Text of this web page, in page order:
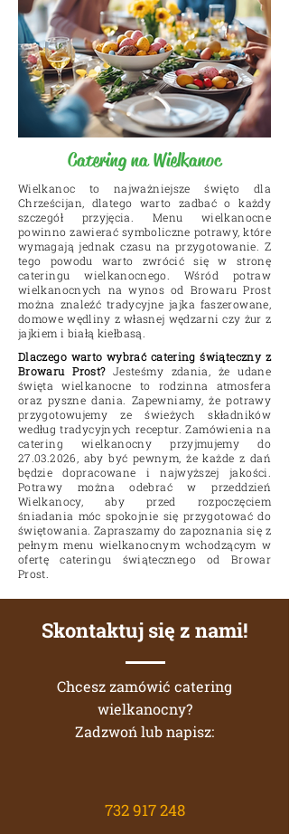
Catering na Wielkanoc
Wielkanoc to najważniejsze święto dla
Chrześcijan, dlatego warto zadbać o każdy
szczegół przyjęcia. Menu wielkanocne
powinno zawierać symboliczne potrawy, które
wymagają jednak czasu na przygotowanie. Z
tego powodu warto zwrócić się w stronę
cateringu wielkanocnego. Wśród potraw
wielkanocnych na wynos od Browaru Prost
można znaleźć tradycyjne jajka faszerowane,
domowe wędliny z własnej wędzarni czy żur z
jajkiem i białą kiełbasą.
Dlaczego warto wybrać catering świąteczny z
Browaru Prost?Jesteśmy zdania, że udane
święta wielkanocne to rodzinna atmosfera
oraz pyszne dania. Zapewniamy, że potrawy
przygotowujemy ze świeżych składników
według tradycyjnych receptur. Zamówienia na
catering wielkanocny przyjmujemy do
27.03.2026
, aby być pewnym, że każde z dań
będzie dopracowane i najwyższej jakości.
Potrawy można odebrać w przeddzień
Wielkanocy, aby przed rozpoczęciem
śniadania móc spokojnie się przygotować do
świętowania. Zapraszamy do zapoznania się z
pełnym menu wielkanocnym wchodzącym w
ofertę cateringu świątecznego od Browar
Prost.
Skontaktuj się z nami!
Chcesz zamówić catering
wielkanocny?
Zadzwoń lub napisz:
732 917 248